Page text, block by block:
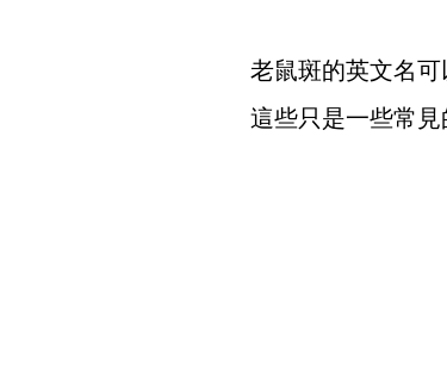
老鼠斑的英文名可
這些只是一些常見